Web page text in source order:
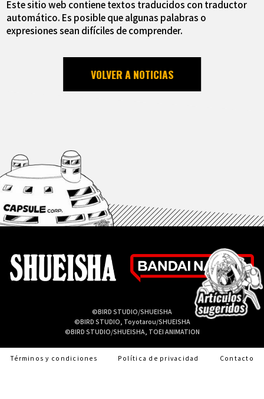
Este sitio web contiene textos traducidos con traductor
automático. Es posible que algunas palabras o
expresiones sean difíciles de comprender.
VOLVER A NOTICIAS
©BIRD STUDIO/SHUEISHA
©BIRD STUDIO, Toyotarou/SHUEISHA
©BIRD STUDIO/SHUEISHA, TOEI ANIMATION
Términos y condiciones Política de privacidad Contacto